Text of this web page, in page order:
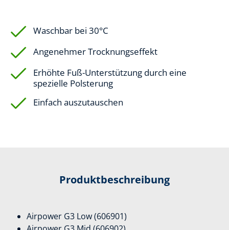
Waschbar bei 30°C
Angenehmer Trocknungseffekt
Erhöhte Fuß-Unterstützung durch eine
spezielle Polsterung
Einfach auszutauschen
Produktbeschreibung
Airpower G3 Low (606901)